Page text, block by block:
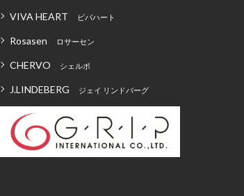
VIVA HEART ビバハート
Rosasen ロサーセン
CHERVO シェルボ
J.LINDEBERG ジェイ リンドバーグ